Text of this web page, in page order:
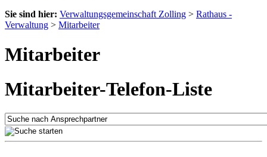
Sie sind hier: Verwaltungsgemeinschaft Zolling > Rathaus -
Verwaltung > Mitarbeiter
Mitarbeiter
Mitarbeiter-Telefon-Liste